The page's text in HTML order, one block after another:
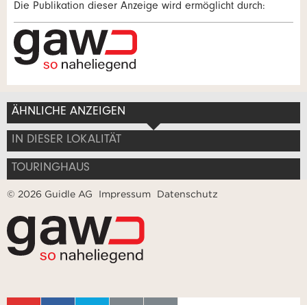
Zur Qualitätssicherung wird eine Kopie der E-Mail an
guidle übermittelt.
NACHRICHT SENDEN
Schliessen
Adresse
Nachricht
Die Publikation dieser Anzeige wird ermöglicht durch:
ÄHNLICHE ANZEIGEN
IN DIESER LOKALITÄT
TOURINGHAUS
© 2026 Guidle AG Impressum Datenschutz